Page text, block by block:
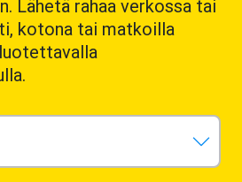
Lähetä rahaa verkossa tai
kotona tai matkoilla